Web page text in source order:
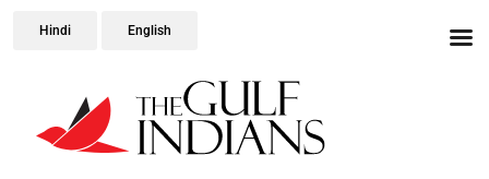
Hindi English